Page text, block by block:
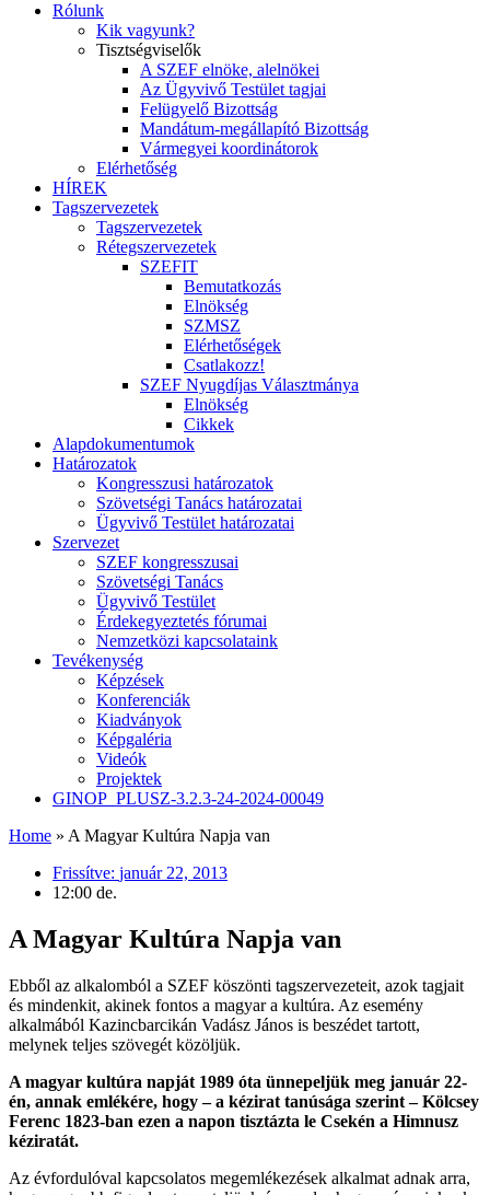
Rólunk
Kik vagyunk?
Tisztségviselők
A SZEF elnöke, alelnökei
Az Ügyvivő Testület tagjai
Felügyelő Bizottság
Mandátum-megállapító Bizottság
Vármegyei koordinátorok
Elérhetőség
HÍREK
Tagszervezetek
Tagszervezetek
Rétegszervezetek
SZEFIT
Bemutatkozás
Elnökség
SZMSZ
Elérhetőségek
Csatlakozz!
SZEF Nyugdíjas Választmánya
Elnökség
Cikkek
Alapdokumentumok
Határozatok
Kongresszusi határozatok
Szövetségi Tanács határozatai
Ügyvivő Testület határozatai
Szervezet
SZEF kongresszusai
Szövetségi Tanács
Ügyvivő Testület
Érdekegyeztetés fórumai
Nemzetközi kapcsolataink
Tevékenység
Képzések
Konferenciák
Kiadványok
Képgaléria
Videók
Projektek
GINOP_PLUSZ-3.2.3-24-2024-00049
Home » A Magyar Kultúra Napja van
Frissítve: január 22, 2013
12:00 de.
A Magyar Kultúra Napja van
Ebből az alkalomból a SZEF köszönti tagszervezeteit, azok tagjait
és mindenkit, akinek fontos a magyar a kultúra. Az esemény
alkalmából Kazincbarcikán Vadász János is beszédet tartott,
melynek teljes szövegét közöljük.
A magyar kultúra napját 1989 óta ünnepeljük meg január 22-
én, annak emlékére, hogy – a kézirat tanúsága szerint – Kölcsey
Ferenc 1823-ban ezen a napon tisztázta le Csekén a Himnusz
kéziratát.
Az évfordulóval kapcsolatos megemlékezések alkalmat adnak arra,